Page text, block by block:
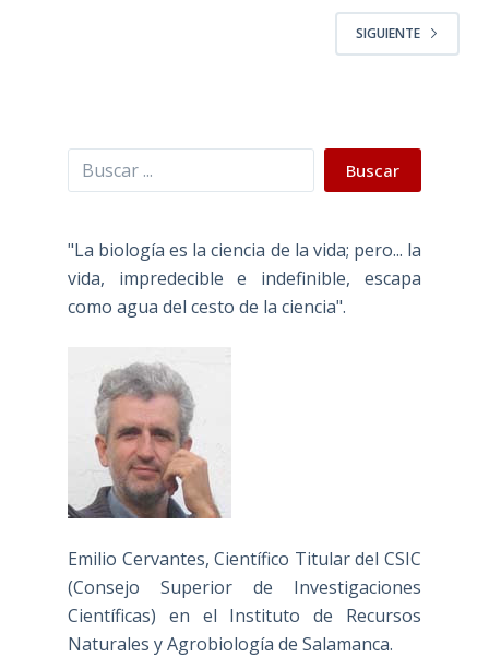
SIGUIENTE
Buscar Buscar
"La biología es la ciencia de la vida; pero... la
vida, impredecible e indefinible, escapa
como agua del cesto de la ciencia".
Emilio Cervantes, Científico Titular del CSIC
(Consejo Superior de Investigaciones
Científicas) en el Instituto de Recursos
Naturales y Agrobiología de Salamanca.